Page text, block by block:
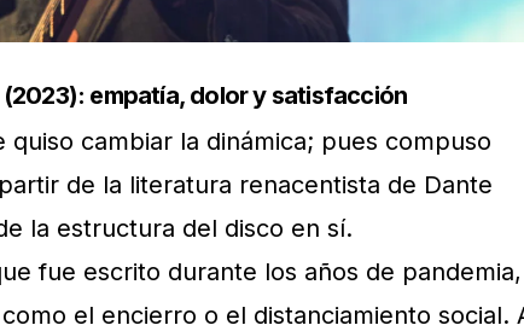
empatía, dolor y satisfacción
cambiar la dinámica; pues compuso
de la literatura renacentista de Dante
la estructura del disco en sí.
fue escrito durante los años de pandemia,
el encierro o el distanciamiento social.